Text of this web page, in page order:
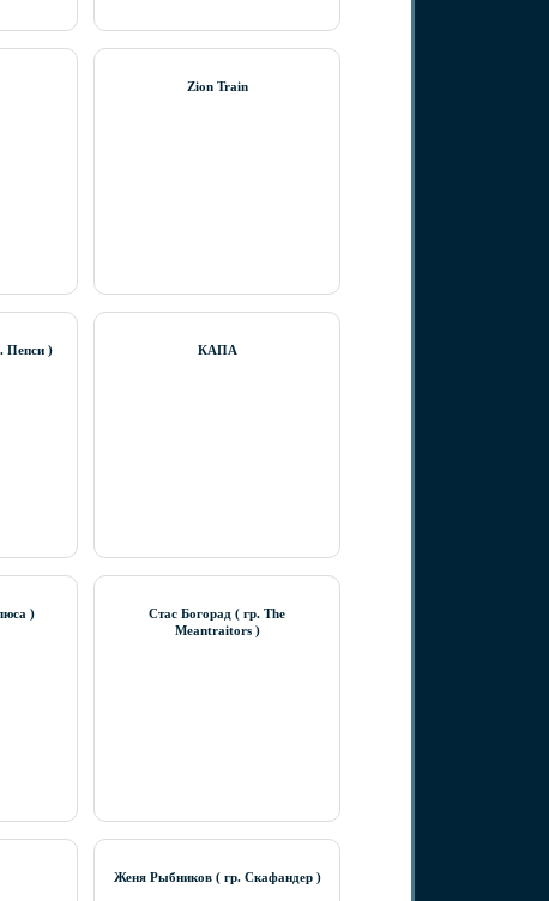
Zion Train
Пепси ) КАПА
)
Стас Богорад ( гр. The
Meantraitors )
Женя Рыбников ( гр. Скафандер )